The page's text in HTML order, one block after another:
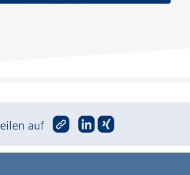
auf